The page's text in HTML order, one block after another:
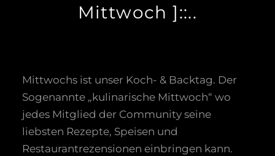
Mittwoch ]::..
Mittwochs ist unser Koch- & Backtag. Der
Sogenannte „kulinarische Mittwoch“ wo
jedes Mitglied der Community seine
liebsten Rezepte, Speisen und
Restaurantrezensionen einbringen kann.